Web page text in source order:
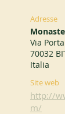
Adresse
Via
70032
Italia
Site web
http://
m/